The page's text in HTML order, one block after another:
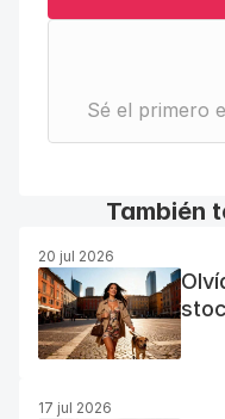
Sé el primero
También
20 jul 2026
17 jul 2026